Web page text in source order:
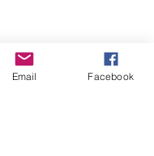
Email Facebook